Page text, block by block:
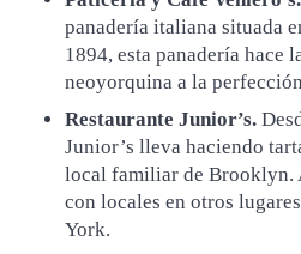
panadería italiana situada
1894, esta panadería hace
neoyorquina a la
Restaurante Junior’s.
Junior’s lleva haciendo
local familiar de Brooklyn.
con locales en otros
York.